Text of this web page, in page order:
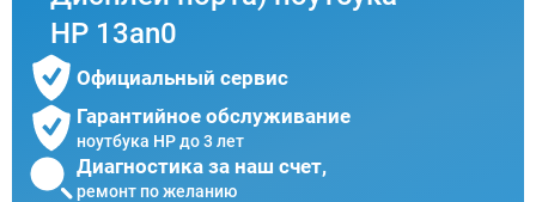
HP 13an0
Официальный сервис
Гарантийное обслуживание
ноутбука HP до 3 лет
Диагностика за наш счет,
ремонт по желанию